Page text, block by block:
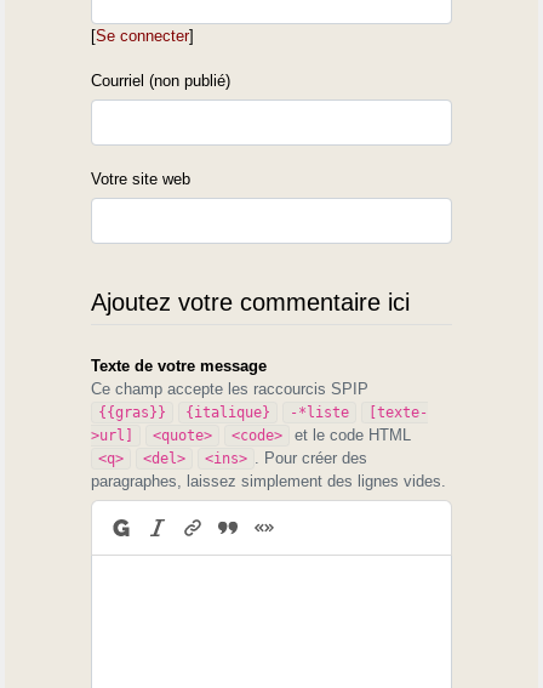
[Se connecter]
Courriel (non publié)
Votre site web
Ajoutez votre commentaire ici
Texte de votre message
Ce champ accepte les raccourcis SPIP
{{gras}} {italique} -*liste
[texte-
>url]
<quote> <code> et le code HTML
<q> <del> <ins>
. Pour créer des
paragraphes, laissez simplement des lignes vides.